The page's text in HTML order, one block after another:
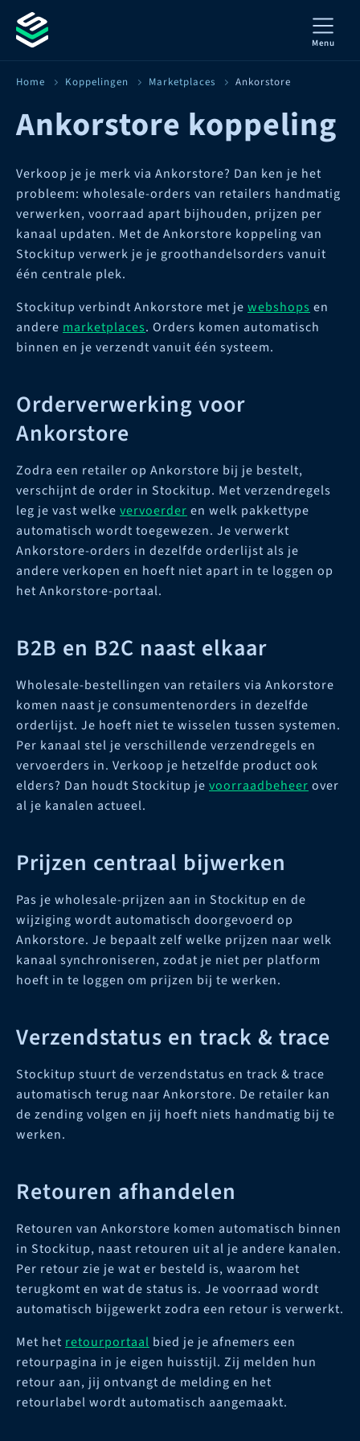
Menu
Home Koppelingen Marketplaces Ankorstore
Ankorstore koppeling
Verkoop je je merk via Ankorstore? Dan ken je het
probleem: wholesale-orders van retailers handmatig
verwerken, voorraad apart bijhouden, prijzen per
kanaal updaten. Met de Ankorstore koppeling van
Stockitup verwerk je je groothandelsorders vanuit
één centrale plek.
Stockitup verbindt Ankorstore met je webshops en
andere marketplaces. Orders komen automatisch
binnen en je verzendt vanuit één systeem.
Orderverwerking voor
Ankorstore
Zodra een retailer op Ankorstore bij je bestelt,
verschijnt de order in Stockitup. Met verzendregels
leg je vast welke vervoerder en welk pakkettype
automatisch wordt toegewezen. Je verwerkt
Ankorstore-orders in dezelfde orderlijst als je
andere verkopen en hoeft niet apart in te loggen op
het Ankorstore-portaal.
B2B en B2C naast elkaar
Wholesale-bestellingen van retailers via Ankorstore
komen naast je consumentenorders in dezelfde
orderlijst. Je hoeft niet te wisselen tussen systemen.
Per kanaal stel je verschillende verzendregels en
vervoerders in. Verkoop je hetzelfde product ook
elders? Dan houdt Stockitup je voorraadbeheer over
al je kanalen actueel.
Prijzen centraal bijwerken
Pas je wholesale-prijzen aan in Stockitup en de
wijziging wordt automatisch doorgevoerd op
Ankorstore. Je bepaalt zelf welke prijzen naar welk
kanaal synchroniseren, zodat je niet per platform
hoeft in te loggen om prijzen bij te werken.
Verzendstatus en track & trace
Stockitup stuurt de verzendstatus en track & trace
automatisch terug naar Ankorstore. De retailer kan
de zending volgen en jij hoeft niets handmatig bij te
werken.
Retouren afhandelen
Retouren van Ankorstore komen automatisch binnen
in Stockitup, naast retouren uit al je andere kanalen.
Per retour zie je wat er besteld is, waarom het
terugkomt en wat de status is. Je voorraad wordt
automatisch bijgewerkt zodra een retour is verwerkt.
Met het retourportaal bied je je afnemers een
retourpagina in je eigen huisstijl. Zij melden hun
retour aan, jij ontvangt de melding en het
retourlabel wordt automatisch aangemaakt.